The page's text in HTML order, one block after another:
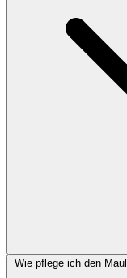
Wie pflege ich den